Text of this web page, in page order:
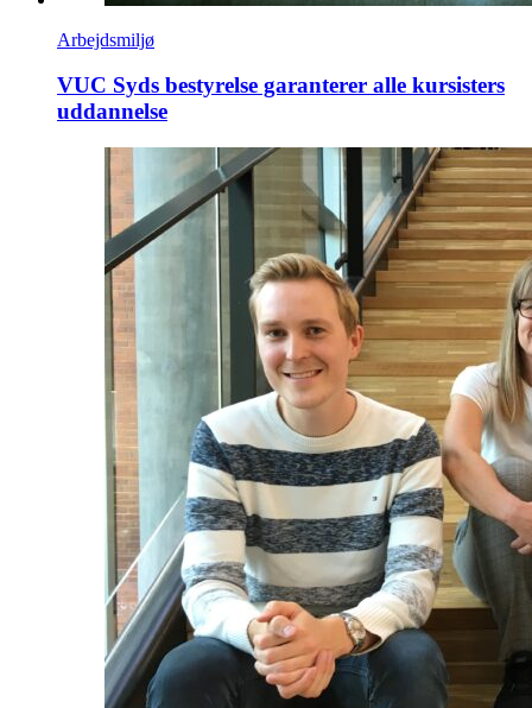
Arbejdsmiljø
VUC Syds bestyrelse garanterer alle kursisters
uddannelse